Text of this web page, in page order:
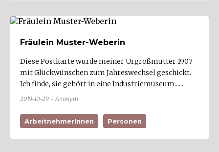
Fräulein Muster-Weberin
Diese Postkarte wurde meiner Urgroßmutter 1907
mit Glückwünschen zum Jahreswechsel geschickt.
Ich finde, sie gehört in eine Industriemuseum.......
2019-10-29 - Anonym
ArbeitnehmerInnen Personen